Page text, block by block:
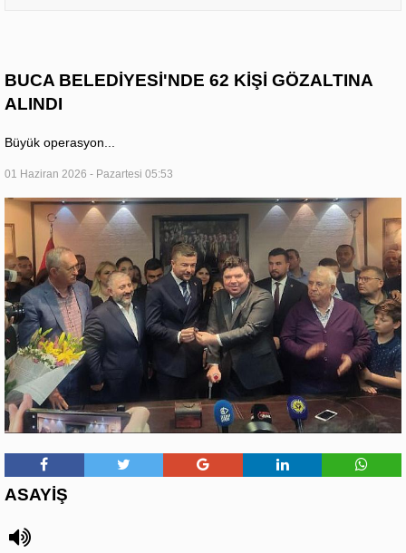
BUCA BELEDİYESİ'NDE 62 KİŞİ GÖZALTINA
ALINDI
Büyük operasyon...
01 Haziran 2026 - Pazartesi 05:53
ASAYİŞ